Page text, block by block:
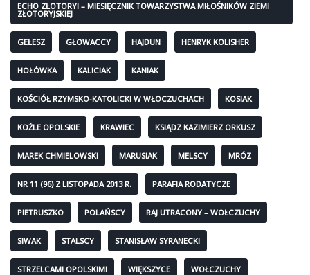
ECHO ZŁOTORYI – MIESIĘCZNIK TOWARZYSTWA MIŁOŚNIKÓW ZIEMI
ZŁOTORYJSKIEJ
GEŁESZ GŁOWACCY HAJDUN HENRYK KOLISHER
HOŁÓWKA KALICIAK KANIAK
KOŚCIÓŁ RZYMSKO-KATOLICKI W WŁOCZUCHACH KOSIAK
KOŹLE OPOLSKIE KRAWIEC KSIĄDZ KAZIMIERZ ORKUSZ
MAREK CHMIELOWSKI MARUSIAK MELSCY MRÓZ
NR 11 (96) Z LISTOPADA 2013 R. PARAFIA RODATYCZE
PIETRUSZKO POLAŃSCY RAJ UTRACONY – WOŁCZUCHY
SIWAK STALSCY STANISŁAW SYRANECKI
STRZELCAMI OPOLSKIMI WIĘKSZYCE WOŁCZUCHY